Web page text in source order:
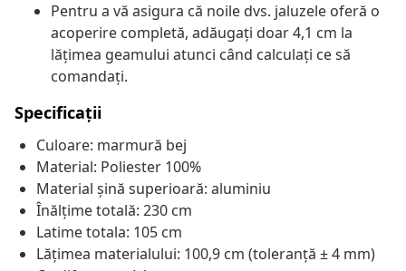
Pentru a vă asigura că noile dvs. jaluzele oferă o
acoperire completă, adăugați doar 4,1 cm la
lățimea geamului atunci când calculați ce să
comandați.
Specificații
Culoare: marmură bej
Material: Poliester 100%
Material șină superioară: aluminiu
Înălțime totală: 230 cm
Latime totala: 105 cm
Lățimea materialului: 100,9 cm (toleranță ± 4 mm)